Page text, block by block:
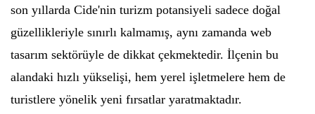
son yıllarda Cide'nin turizm potansiyeli sadece doğal
güzellikleriyle sınırlı kalmamış, aynı zamanda web
tasarım sektörüyle de dikkat çekmektedir. İlçenin bu
alandaki hızlı yükselişi, hem yerel işletmelere hem de
turistlere yönelik yeni fırsatlar yaratmaktadır.